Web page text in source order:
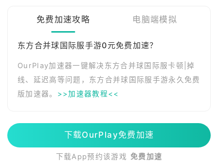
免费加速攻略 电脑端模拟
东方合并球国际服手游0元免费加速？
OurPlay加速器一键解决东方合并球国际服卡顿|掉
线、延迟高等问题，东方合并球国际服手游永久免费
版加速器。 >>加速器教程<<
下载OurPlay免费加速
下载App预约该游戏 免费加速